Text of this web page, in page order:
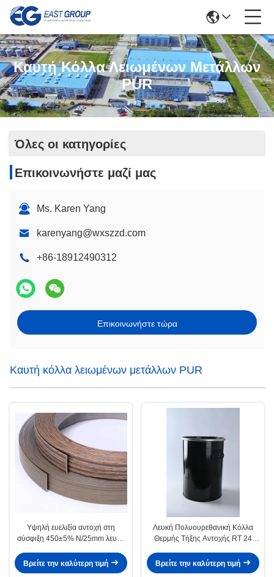
Καυτή Κόλλα Λειωμένων Μετάλλων
PUR
Όλες οι κατηγορίες
Επικοινωνήστε μαζί μας
Ms. Karen Yang
karenyang@wxszzd.com
+86-18912490312
Επικοινωνήστε τώρα
Καυτή κόλλα λειωμένων μετάλλων PUR
Υψηλή ευελιξία αντοχή στη
σύσφιξη 450±5% N/25mm λευκή
απαιτήσεις σας
Βρείτε την καλύτερη τιμή
Λευκή Πολυουρεθανική Κόλλα
Θερμής Τήξης Αντοχής RT 24
Συγκόλληση σε Βιομηχανικές
Εφαρμογές Λευκό Χρώμα
Βρείτε την καλύτερη τιμή